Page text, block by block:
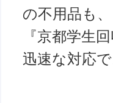
の不用品も、
『京都学生
迅速な対応